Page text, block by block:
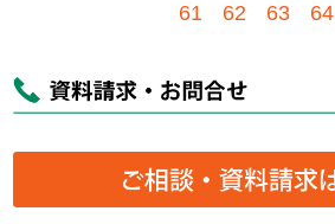
61
62 63 64